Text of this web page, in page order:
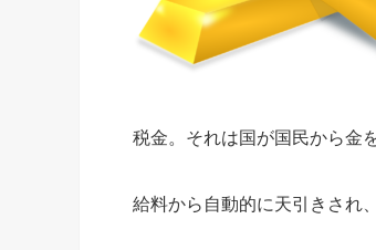
税金。それは国が国民から金
給料から自動的に天引きされ